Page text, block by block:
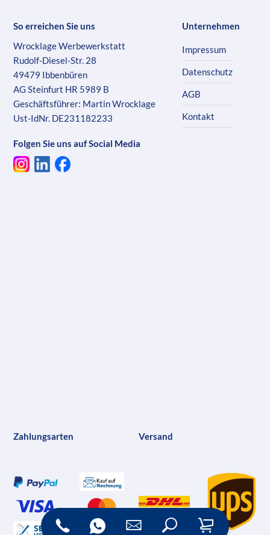
So erreichen Sie uns
Wrocklage Werbewerkstatt
Rudolf-Diesel-Str. 28
49479 Ibbenbüren
AG Steinfurt HR 5989 B
Geschäftsführer: Martin Wrocklage
Ust-IdNr. DE231182233
Folgen Sie uns auf Social Media
Unternehmen
Impressum
Datenschutz
AGB
Kontakt
Zahlungsarten Versand